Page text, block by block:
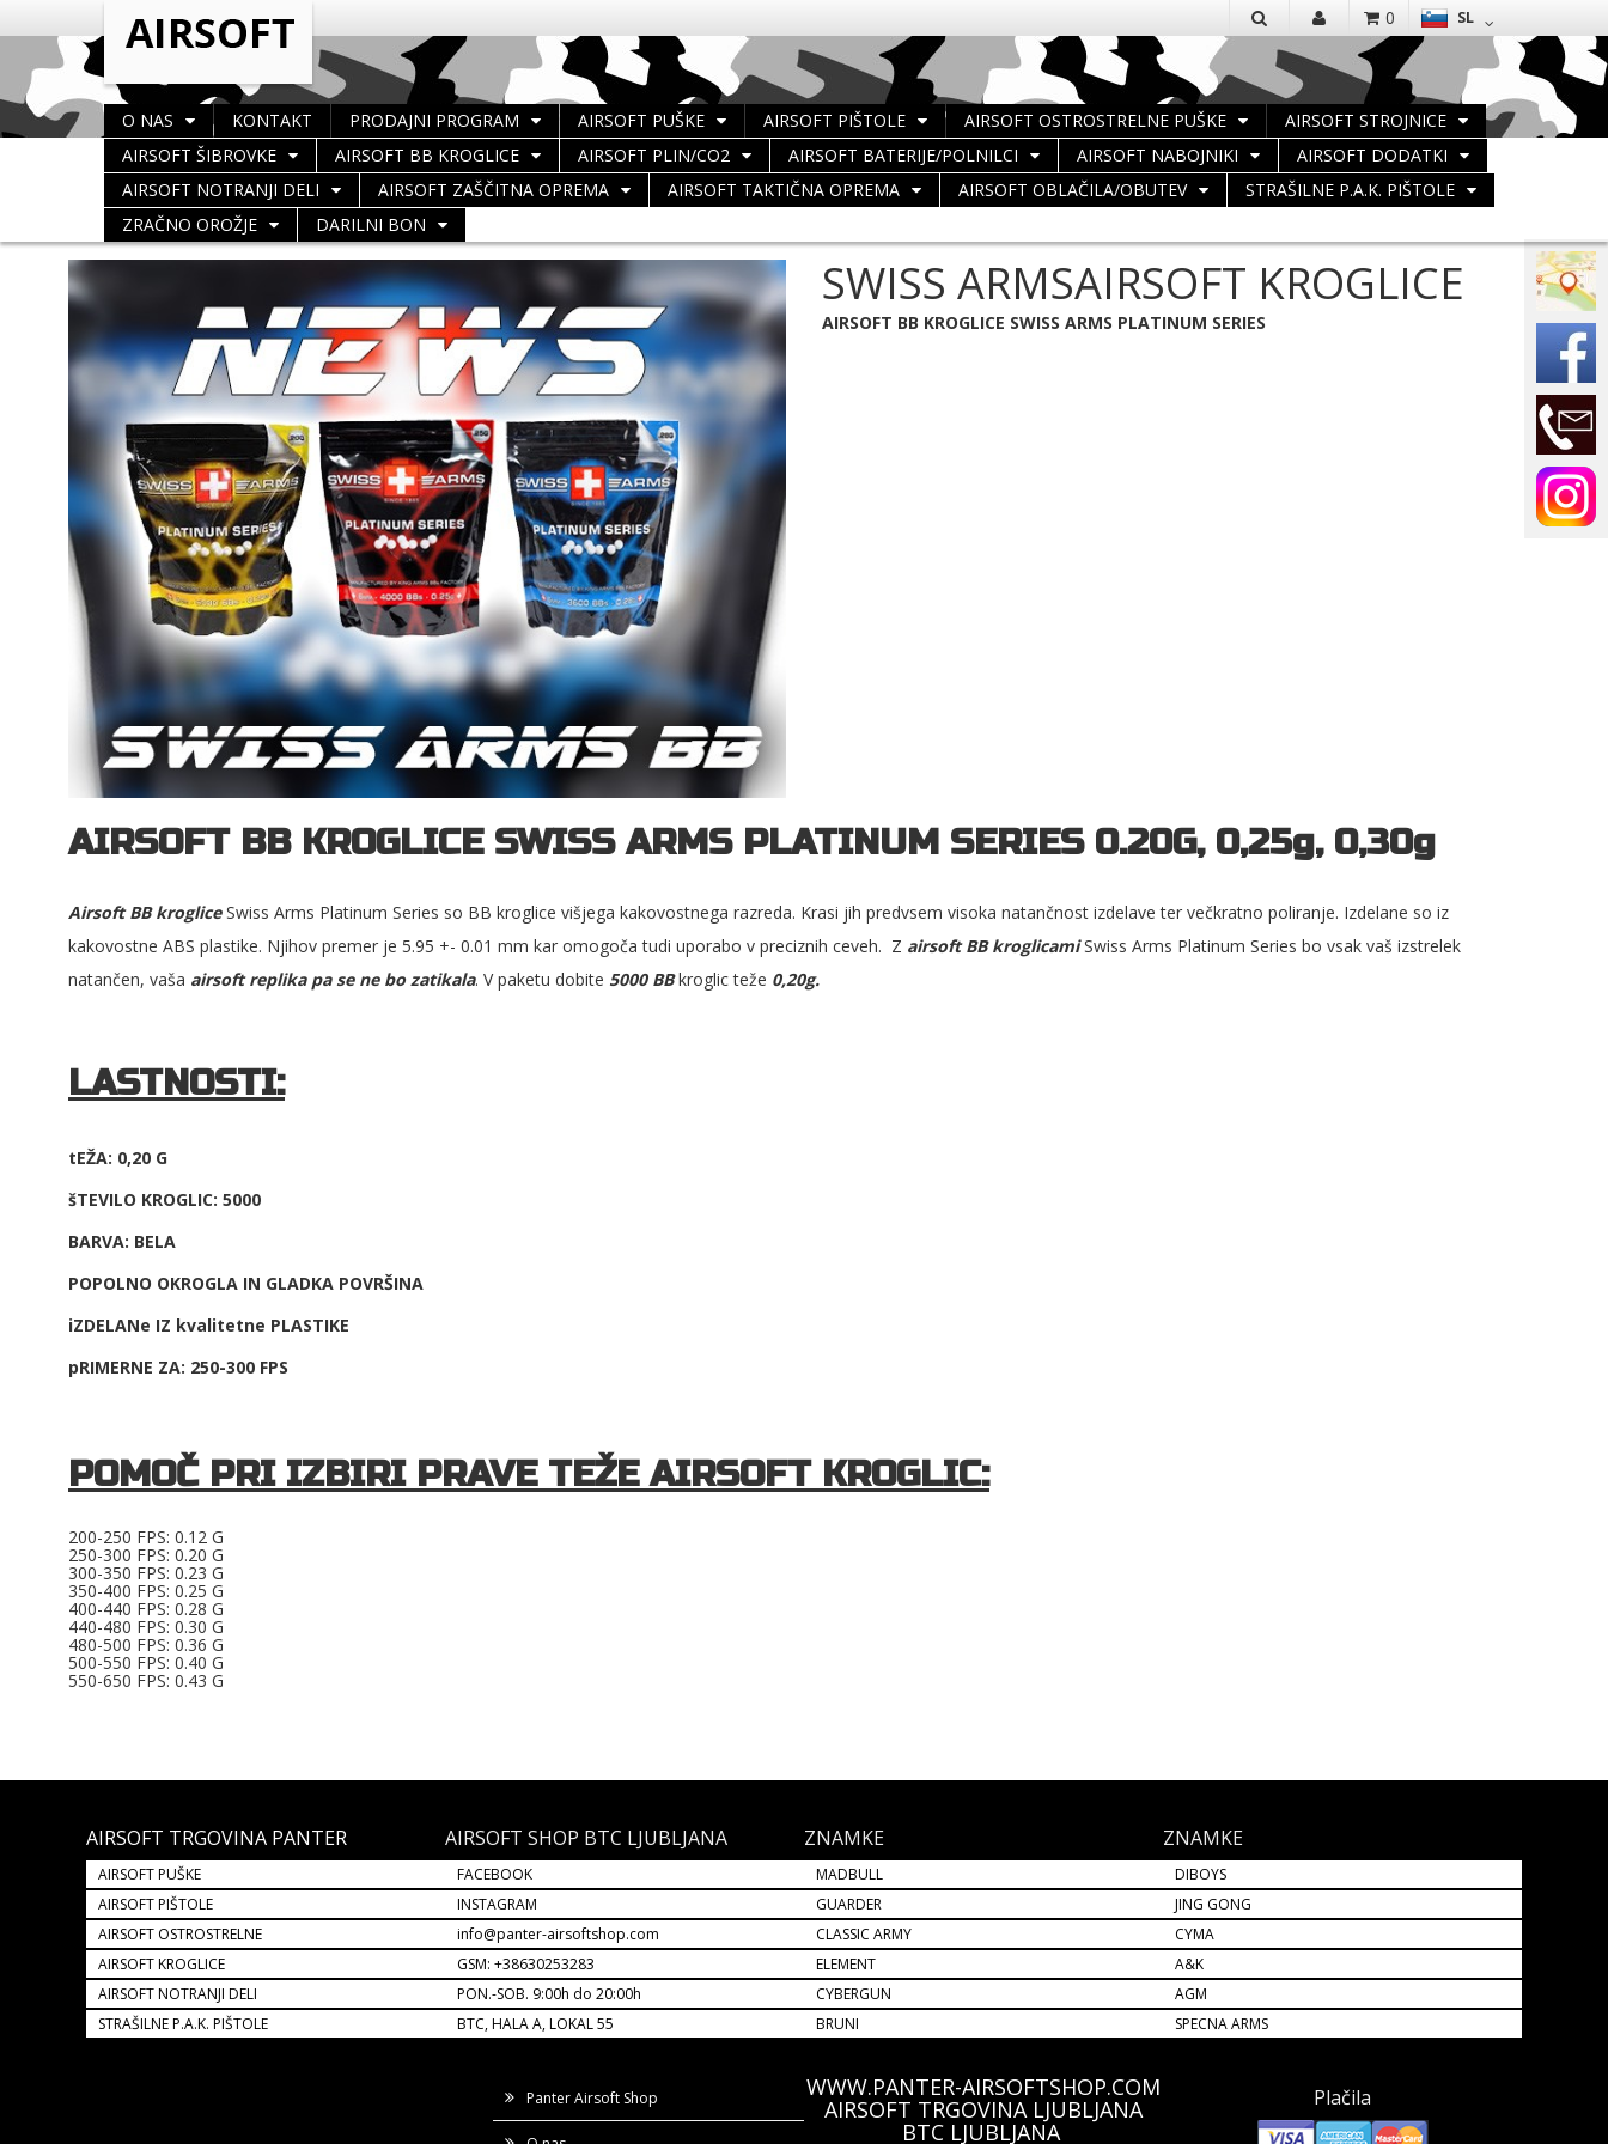
IŠČI
SL
0
O NAS KONTAKT PRODAJNI PROGRAM AIRSOFT PUŠKE AIRSOFT PIŠTOLE AIRSOFT OSTROSTRELNE PUŠKE
AIRSOFT STROJNICE
AIRSOFT ŠIBROVKE
AIRSOFT BB KROGLICE AIRSOFT PLIN/CO2 AIRSOFT BATERIJE/POLNILCI AIRSOFT NABOJNIKI
AIRSOFT DODATKI
AIRSOFT NOTRANJI DELI
AIRSOFT ZAŠČITNA OPREMA AIRSOFT TAKTIČNA OPREMA AIRSOFT OBLAČILA/OBUTEV
STRAŠILNE P.A.K. PIŠTOLE
ZRAČNO OROŽJE
DARILNI BON
SWISS ARMSAIRSOFT KROGLICE
AIRSOFT BB KROGLICE SWISS ARMS PLATINUM SERIES
AIRSOFT BB KROGLICE SWISS ARMS PLATINUM SERIES 0.20G, 0,25g, 0,30g
Airsoft BB krogliceSwiss Arms Platinum Series so BB kroglice višjega kakovostnega razreda. Krasi jih predvsem visoka natančnost izdelave ter večkratno poliranje. Izdelane so iz
kakovostne ABS plastike. Njihov premer je 5.95 +- 0.01 mm kar omogoča tudi uporabo v preciznih ceveh. Z airsoft BB kroglicamiSwiss Arms Platinum Series bo vsak vaš izstrelek
natančen, vaša airsoft replika pa se ne bo zatikala. V paketu dobite 5000 BBkroglic teže 0,20g.
LASTNOSTI:
tEŽA: 0,20 G
šTEVILO KROGLIC: 5000
BARVA: BELA
POPOLNO OKROGLA IN GLADKA POVRŠINA
iZDELANe IZ kvalitetne PLASTIKE
pRIMERNE ZA: 250-300 FPS
POMOČ PRI IZBIRI PRAVE TEŽE AIRSOFT KROGLIC:
200-250 FPS: 0.12 G
250-300 FPS: 0.20 G
300-350 FPS: 0.23 G
350-400 FPS: 0.25 G
400-440 FPS: 0.28 G
440-480 FPS: 0.30 G
480-500 FPS: 0.36 G
500-550 FPS: 0.40 G
550-650 FPS: 0.43 G
AIRSOFT TRGOVINA PANTER
AIRSOFT PUŠKE
AIRSOFT PIŠTOLE
AIRSOFT OSTROSTRELNE
AIRSOFT KROGLICE
AIRSOFT NOTRANJI DELI
STRAŠILNE P.A.K. PIŠTOLE
AIRSOFT SHOP BTC LJUBLJANA
FACEBOOK
INSTAGRAM
info@panter-airsoftshop.com
GSM: +38630253283
PON.-SOB. 9:00h do 20:00h
BTC, HALA A, LOKAL 55
ZNAMKE
MADBULL
GUARDER
CLASSIC ARMY
ELEMENT
CYBERGUN
BRUNI
ZNAMKE
DIBOYS
JING GONG
CYMA
A&K
AGM
SPECNA ARMS
Panter Airsoft Shop WWW.PANTER-AIRSOFTSHOP.COM
AIRSOFT TRGOVINA LJUBLJANA
BTC LJUBLJANA
Plačila